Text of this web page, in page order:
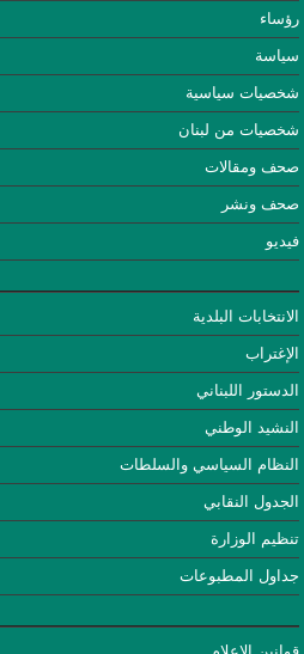
رؤساء
سياسة
شخصيات سياسية
شخصيات من لبنان
صحف ومقالات
صحف ونشر
فيديو
الانتخابات البلدية
الإغتراب
الدستور اللبناني
النشيد الوطني
النظام السياسي والسلطات
الجدول النقابي
تنظيم الوزارة
جداول المطبوعات